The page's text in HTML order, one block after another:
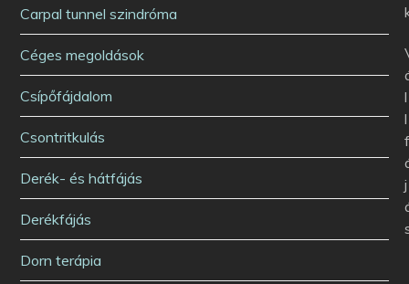
Carpal tunnel szindróma
Céges megoldások
Csípőfájdalom
Csontritkulás
Derék- és hátfájás
Derékfájás
Dorn terápia
l
l
j